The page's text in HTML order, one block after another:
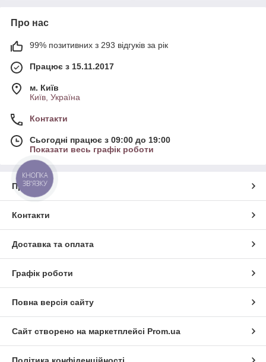
Про нас
99% позитивних з 293 відгуків за рік
Працює з 15.11.2017
м. Київ
Київ, Україна
Контакти
Сьогодні працює з 09:00 до 19:00
Показати весь графік роботи
Про нас
Контакти
Доставка та оплата
Графік роботи
Повна версія сайту
Сайт створено на маркетплейсі Prom.ua
КНОПКА
ЗВ'ЯЗКУ